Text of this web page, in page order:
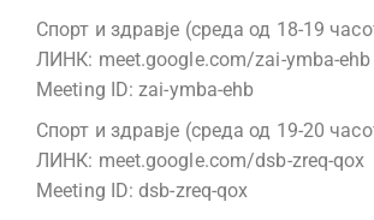
Спорт и здравје (среда од 18-19
ЛИНК: meet.google.com/zai-ymba-ehb
Meeting ID: zai-ymba-ehb
Спорт и здравје (среда од 19-20
ЛИНК: meet.google.com/dsb-zreq-qox
Meeting ID: dsb-zreq-qox